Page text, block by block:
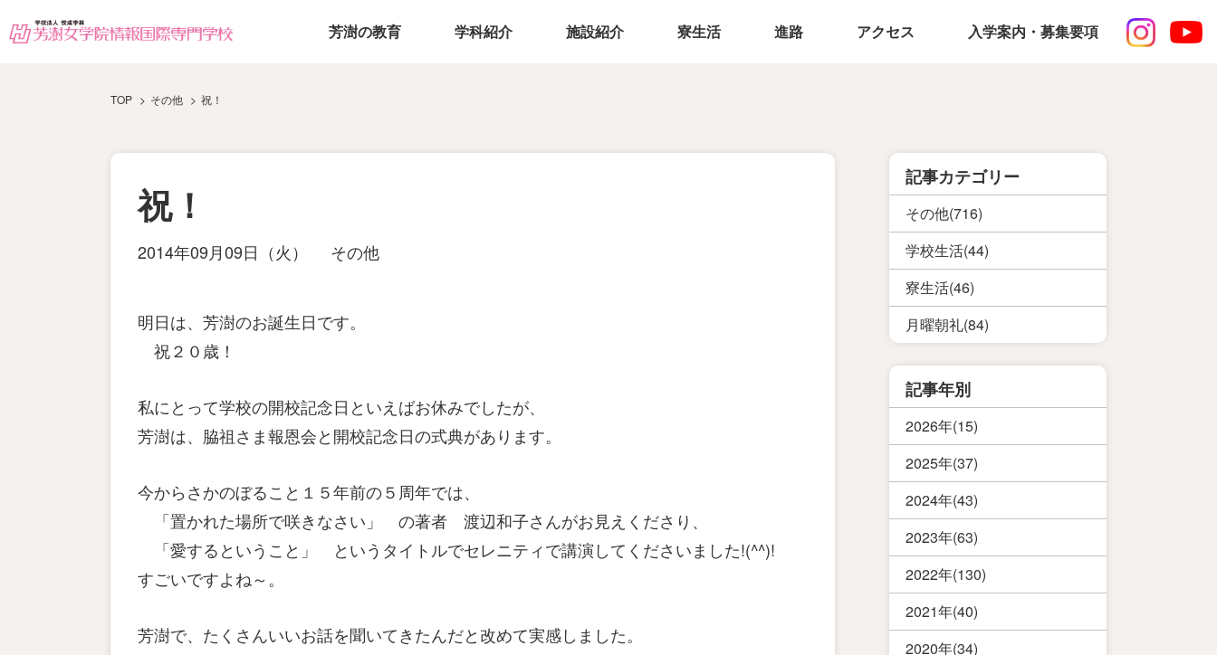
芳澍の教育 学科紹介 施設紹介 寮生活 進路 アクセス 入学案内・募集要項
TOP その他 祝！
祝！
2014年09月09日（火） その他
明日は、芳澍のお誕生日です。
祝２０歳！
私にとって学校の開校記念日といえばお休みでしたが、
芳澍は、脇祖さま報恩会と開校記念日の式典があります。
今からさかのぼること１５年前の５周年では、
「置かれた場所で咲きなさい」 の著者 渡辺和子さんがお見えくださり、
「愛するということ」 というタイトルでセレニティで講演してくださいました!(^^)!
すごいですよね～。
芳澍で、たくさんいいお話を聞いてきたんだと改めて実感しました。
記事カテゴリー
その他(716)
学校生活(44)
寮生活(46)
月曜朝礼(84)
記事年別
2026年(15)
2025年(37)
2024年(43)
2023年(63)
2022年(130)
2021年(40)
2020年(34)